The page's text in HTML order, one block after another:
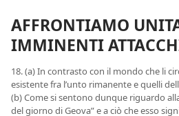
AFFRONTIAMO
IMMINENTI
18. (a) In contrasto con il mondo che li
esistente fra l’unto rimanente e quelli
(b) Come si sentono dunque riguardo
del giorno di Geova” e a ciò che esso